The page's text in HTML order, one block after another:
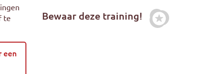
te
een
Bewaar deze training!
Zet deze